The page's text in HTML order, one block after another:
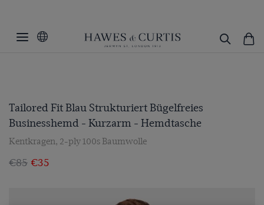
Tailored Fit Blau Strukturiert Bügelfreies
Businesshemd - Kurzarm - Hemdtasche
Kentkragen, 2-ply 100s Baumwolle
€85 €35